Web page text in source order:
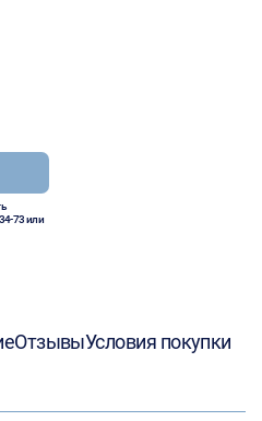
73или
ОтзывыУсловия покупки